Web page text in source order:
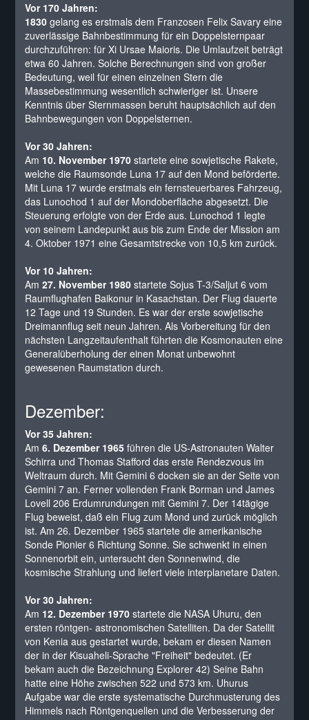
Vor 170 Jahren:
1830gelang es erstmals dem Franzosen Felix Savary eine
zuverlässige Bahnbestimmung für ein Doppelsternpaar
durchzuführen: für Xi Ursae Maioris. Die Umlaufzeit beträgt
etwa 60 Jahren. Solche Berechnungen sind von großer
Bedeutung, weil für einen einzelnen Stern die
Massebestimmung wesentlich schwieriger ist. Unsere
Kenntnis über Sternmassen beruht hauptsächlich auf den
Bahnbewegungen von Doppelsternen.
Vor 30 Jahren:
Am 10. November 1970startete eine sowjetische Rakete,
welche die Raumsonde Luna 17 auf den Mond beförderte.
Mit Luna 17 wurde erstmals ein fernsteuerbares Fahrzeug,
das Lunochod 1 auf der Mondoberfläche abgesetzt. Die
Steuerung erfolgte von der Erde aus. Lunochod 1 legte
von seinem Landepunkt aus bis zum Ende der Mission am
4. Oktober 1971 eine Gesamtstrecke von 10,5 km zurück.
Vor 10 Jahren:
Am 27. November 1980startete Sojus T-3/Saljut 6 vom
Raumflughafen Baikonur in Kasachstan. Der Flug dauerte
12 Tage und 19 Stunden. Es war der erste sowjetische
Dreimannflug seit neun Jahren. Als Vorbereitung für den
nächsten Langzeitaufenthalt führten die Kosmonauten eine
Generalüberholung der einen Monat unbewohnt
gewesenen Raumstation durch.
Dezember:
Vor 35 Jahren:
Am6. Dezember 1965führen die US-Astronauten Walter
Schirra und Thomas Stafford das erste Rendezvous im
Weltraum durch. Mit Gemini 6 docken sie an der Seite von
Gemini 7 an. Ferner vollenden Frank Borman und James
Lovell 206 Erdumrundungen mit Gemini 7. Der 14tägige
Flug beweist, daß ein Flug zum Mond und zurück möglich
ist. Am 26. Dezember 1965 startete die amerikanische
Sonde Pionier 6 Richtung Sonne. Sie schwenkt in einen
Sonnenorbit ein, untersucht den Sonnenwind, die
kosmische Strahlung und liefert viele interplanetare Daten.
Vor 30 Jahren:
Am 12. Dezember 1970startete die NASA Uhuru, den
ersten röntgen- astronomischen Satelliten. Da der Satellit
von Kenia aus gestartet wurde, bekam er diesen Namen
der in der Kisuaheli-Sprache "Freiheit" bedeutet. (Er
bekam auch die Bezeichnung Explorer 42) Seine Bahn
hatte eine Höhe zwischen 522 und 573 km. Uhurus
Aufgabe war die erste systematische Durchmusterung des
Himmels nach Röntgenquellen und die Verbesserung der